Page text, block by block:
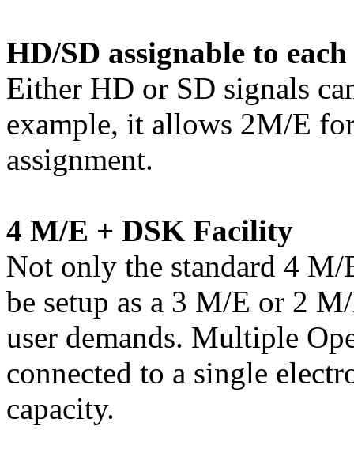
HD/SD assignable to
Either HD or SD signals
example, it allows 2M/E
assignment.
4 M/E + DSK Facility
Not only the standard 4
be setup as a 3 M/E or 2
user demands. Multiple
connected to a single
capacity.